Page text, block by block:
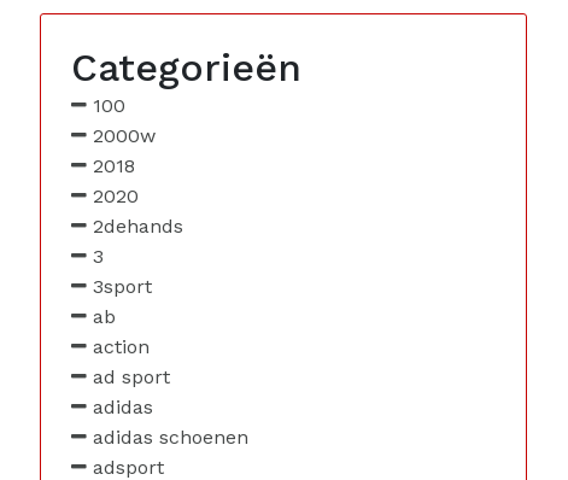
Categorieën
100
2000w
2018
2020
2dehands
3
3sport
ab
action
ad sport
adidas
adidas schoenen
adsport